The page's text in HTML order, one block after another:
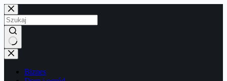
Przejdź
do
treści
Brak
wyników
Biznes